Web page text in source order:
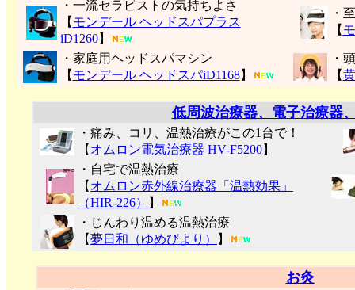
・一流セラピストの気持ちよさ
【 モンデール ヘッドスパプラス
iD1260】
・
【
・家庭用ヘッドスパマシン
【 モンデール ヘッドスパiD1168】
・
【
低周波治療器、電子治療器
・痛み、コリ、温熱治療がこの1台で！
【 オムロン電気治療器 HV-F5200】
・自宅で温熱治療
【 オムロン赤外線治療器「温熱効果」
（HIR-226）
】
・じんわり温める温熱治療
【夢日和（ゆめびより） 】
お灸